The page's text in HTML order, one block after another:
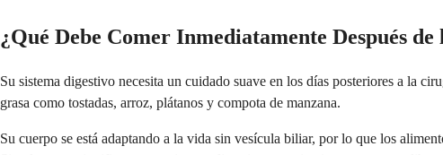
¿Qué Debe Comer Inmediatamente Después
Su sistema digestivo necesita un cuidado suave en los días posteriores a la
grasa como tostadas, arroz, plátanos y compota de manzana.
Su cuerpo se está adaptando a la vida sin vesícula biliar, por lo que los